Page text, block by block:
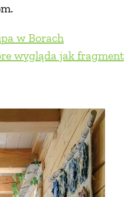
w Borach
wygląda jak fragment